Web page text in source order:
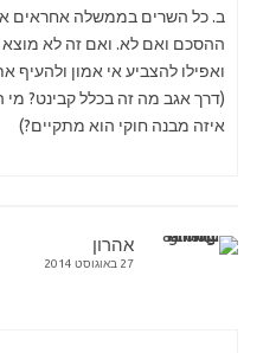
ב. כל השרים בממשלה אחראים
ההסכם ואם לא. ואם זה לא
ואפילו להצביע אי אמון ולהעיף
(דרך אגב מה זה בכלל קבינט?
איזה מבנה חוקי הוא מתקיים?)
אהרון
27 באוגוסט 2014